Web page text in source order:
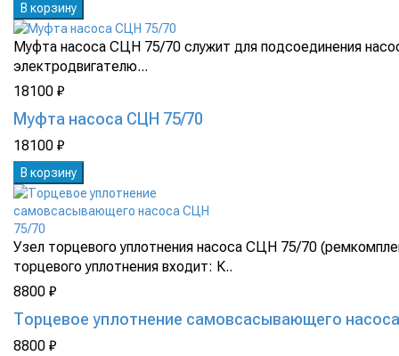
В корзину
Муфта насоса СЦН 75/70 служит для подсоединения
электродвигателю...
18100 ₽
Муфта насоса СЦН 75/70
18100 ₽
В корзину
Узел торцевого уплотнения насоса СЦН 75/70
торцевого уплотнения входит: К..
8800 ₽
Торцевое уплотнение самовсасывающего
8800 ₽